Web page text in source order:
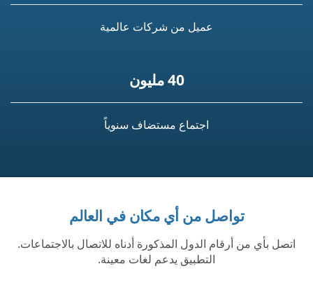
عميل من شركات عالمية
40 مليون
اجتماع مستضاف سنوياً
تواصل من أي مكان في العالم
اتصل بأي من أرقام الدول المذكورة أدناه للاتصال بالاجتماعات.
التطبيق يدعم لغات معينة.